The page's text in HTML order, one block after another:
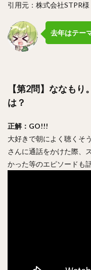
引用元：株式会社STPR様
去年はテー
【第2問】ななも
は？
正解：GO!!!
大好きで朝によく聴くそ
さんに通話をかけた際、
かった等のエピソードも